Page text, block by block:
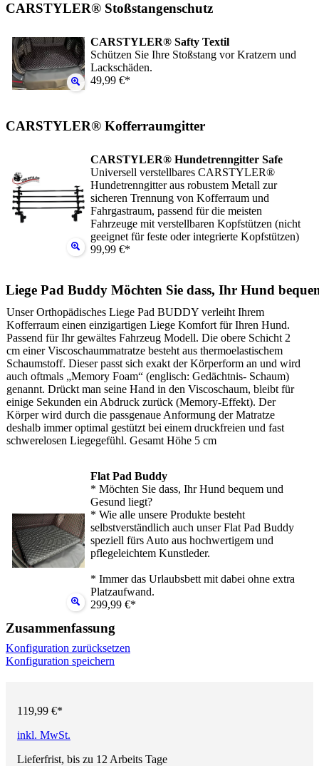
CARSTYLER® Stoßstangenschutz
CARSTYLER® Safty Textil
Schützen Sie Ihre Stoßstang vor Kratzern und
Lackschäden.
49,99 €*
CARSTYLER® Kofferraumgitter
CARSTYLER® Hundetrenngitter Safe
Universell verstellbares CARSTYLER®
Hundetrenngitter aus robustem Metall zur
sicheren Trennung von Kofferraum und
Fahrgastraum, passend für die meisten
Fahrzeuge mit verstellbaren Kopfstützen (nicht
geeignet für feste oder integrierte Kopfstützen)
99,99 €*
Liege Pad Buddy Möchten Sie dass, Ihr Hund
Unser Orthopädisches Liege Pad BUDDY verleiht Ihrem
Kofferraum einen einzigartigen Liege Komfort für Ihren Hund.
Passend für Ihr gewältes Fahrzeug Modell. Die obere Schicht 2
cm einer Viscoschaummatratze besteht aus thermoelastischem
Schaumstoff. Dieser passt sich exakt der Körperform an und wird
auch oftmals „Memory Foam“ (englisch: Gedächtnis- Schaum)
genannt. Drückt man seine Hand in den Viscoschaum, bleibt für
einige Sekunden ein Abdruck zurück (Memory-Effekt). Der
Körper wird durch die passgenaue Anformung der Matratze
deshalb immer optimal gestützt bei einem druckfreien und fast
schwerelosen Liegegefühl. Gesamt Höhe 5 cm
Flat Pad Buddy
* Möchten Sie dass, Ihr Hund bequem und
Gesund liegt?
* Wie alle unsere Produkte besteht
selbstverständlich auch unser Flat Pad Buddy
speziell fürs Auto aus hochwertigem und
pflegeleichtem Kunstleder.
* Immer das Urlaubsbett mit dabei ohne extra
Platzaufwand.
299,99 €*
Zusammenfassung
Konfiguration zurücksetzen
Konfiguration speichern
119,99 €*
inkl. MwSt.
Lieferfrist, bis zu 12 Arbeits Tage